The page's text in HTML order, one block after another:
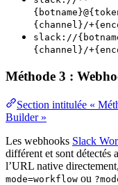
{channel}/
slack://
{channel}/
Méthode 3 :
Section intitulée «
Builder »
Les webhooks Slack
différent et sont détectés
l’URL native
mode=workflow ou